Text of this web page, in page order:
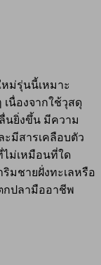
หม่รุ่นนี้เหมาะ
นื่องจากใช้วุสดุ
ลื่นยิ่งขึ้น มีความ
ะมีสารเคลือบตัว
ไม่เหมือนที่ใด
มชายฝั่งทะเลหรือ
กปลามืออาชีพ